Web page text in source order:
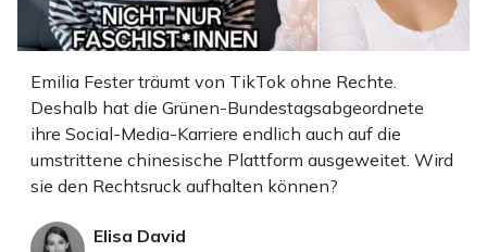
Emilia Fester träumt von TikTok ohne Rechte.
Deshalb hat die Grünen-Bundestagsabgeordnete
ihre Social-Media-Karriere endlich auch auf die
umstrittene chinesische Plattform ausgeweitet. Wird
sie den Rechtsruck aufhalten können?
Elisa David